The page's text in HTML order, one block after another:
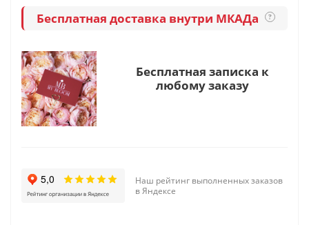
Бесплатная доставка внутри МКАДа ?
Бесплатная записка к
любому заказу
Наш рейтинг выполненных заказов
в Яндексе